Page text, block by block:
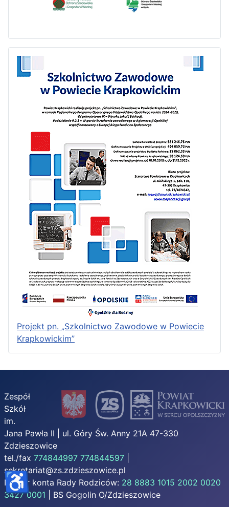
Projekt pn. „Szkolnictwo Zawodowe w Powiecie
Krapkowickim”
Zespół
Szkół
im.
Jana Pawła II | ul. Góry Św. Anny 21A 47-330
Zdzieszowice
tel./fax 774844997 774844597
sekretariat@zs.zdzieszowice.pl
Numer konta Rady Rodziców: 28 8883 1015 2002 0020
3427 0001 | BS Gogolin O/Zdzieszowice